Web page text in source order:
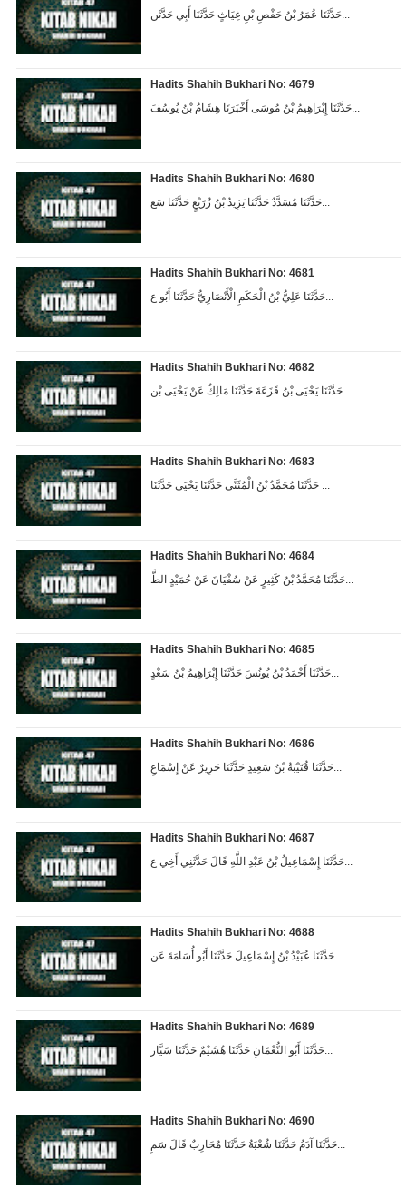
Hadits Shahih Bukhari No: 4679
حَدَّثَنَا إِبْرَاهِيمُ بْنُ مُوسَى أَخْبَرَنَا هِشَامُ بْنُ يُوسُفَ...
Hadits Shahih Bukhari No: 4680
حَدَّثَنَا مُسَدَّدٌ حَدَّثَنَا يَزِيدُ بْنُ زُرَيْعٍ حَدَّثَنَا سَع...
Hadits Shahih Bukhari No: 4681
حَدَّثَنَا عَلِيُّ بْنُ الْحَكَمِ الْأَنْصَارِيُّ حَدَّثَنَا أَبُو ع...
Hadits Shahih Bukhari No: 4682
حَدَّثَنَا يَحْيَى بْنُ قَزَعَةَ حَدَّثَنَا مَالِكٌ عَنْ يَحْيَى بْن...
Hadits Shahih Bukhari No: 4683
Hadits Shahih Bukhari No: 4684
Hadits Shahih Bukhari No: 4685
حَدَّثَنَا أَحْمَدُ بْنُ يُونُسَ حَدَّثَنَا إِبْرَاهِيمُ بْنُ سَعْدٍ...
Hadits Shahih Bukhari No: 4686
حَدَّثَنَا قُتَيْبَةُ بْنُ سَعِيدٍ حَدَّثَنَا جَرِيرٌ عَنْ إِسْمَاعِ...
Hadits Shahih Bukhari No: 4687
حَدَّثَنَا إِسْمَاعِيلُ بْنُ عَبْدِ اللَّهِ قَالَ حَدَّثَنِي أَخِي ع...
Hadits Shahih Bukhari No: 4688
حَدَّثَنَا عُبَيْدُ بْنُ إِسْمَاعِيلَ حَدَّثَنَا أَبُو أُسَامَةَ عَن...
Hadits Shahih Bukhari No: 4689
حَدَّثَنَا أَبُو النُّعْمَانِ حَدَّثَنَا هُشَيْمٌ حَدَّثَنَا سَيَّار...
Hadits Shahih Bukhari No: 4690